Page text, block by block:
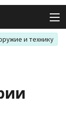
и технику